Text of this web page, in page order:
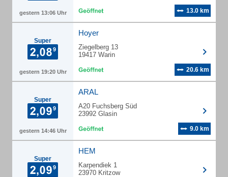
gestern 13:06 Uhr 13.0 km
Super
gestern 19:20 Uhr
Hoyer
Ziegelberg 13
19417 Warin
20.6 km
Super
gestern 14:46 Uhr
ARAL
A20 Fuchsberg Süd
23992 Glasin
9.0 km
Super
HEM
Karpendiek 1
23970 Kritzow